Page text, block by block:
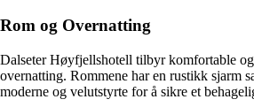
Rom og Overnatting
Dalseter Høyfjellshotell tilbyr komfortable
overnatting. Rommene har en rustikk sjarm
moderne og velutstyrte for å sikre et